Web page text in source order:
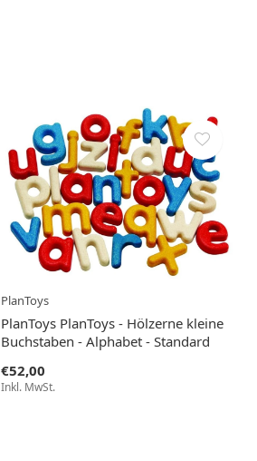
PlanToys
PlanToys PlanToys - Hölzerne kleine
Buchstaben - Alphabet - Standard
€52,00
Inkl. MwSt.